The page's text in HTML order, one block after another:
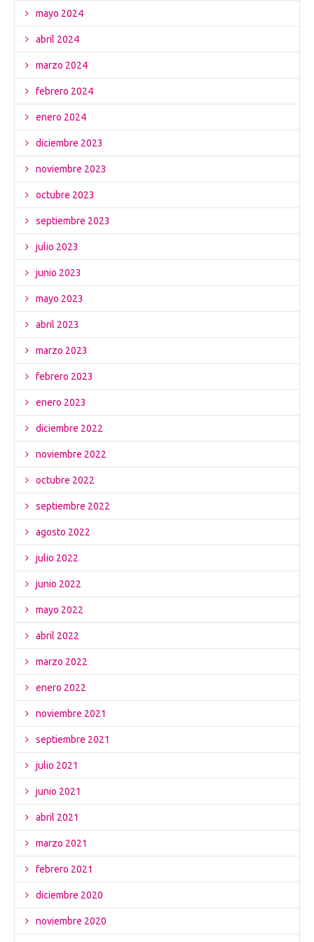
mayo 2024
abril 2024
marzo 2024
febrero 2024
enero 2024
diciembre 2023
noviembre 2023
octubre 2023
septiembre 2023
julio 2023
junio 2023
mayo 2023
abril 2023
marzo 2023
febrero 2023
enero 2023
diciembre 2022
noviembre 2022
octubre 2022
septiembre 2022
agosto 2022
julio 2022
junio 2022
mayo 2022
abril 2022
marzo 2022
enero 2022
noviembre 2021
septiembre 2021
julio 2021
junio 2021
abril 2021
marzo 2021
febrero 2021
diciembre 2020
noviembre 2020